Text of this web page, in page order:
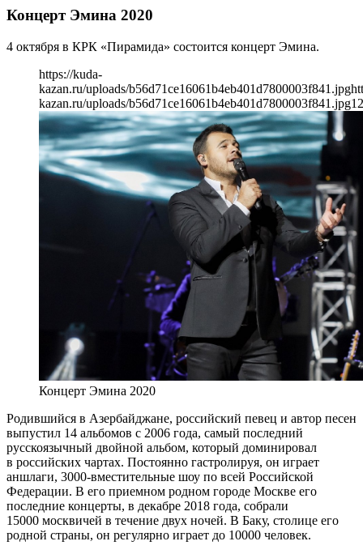
Концерт Эмина 2020
4 октября в КРК «Пирамида» состоится концерт Эмина.
https://kuda-
kazan.ru/uploads/b56d71ce16061b4eb401d7800003f841.jpg
kazan.ru/uploads/b56d71ce16061b4eb401d7800003f841.jpg
Концерт Эмина 2020
Родившийся в Азербайджане, российский певец и автор песен
выпустил 14 альбомов с 2006 года, самый последний
русскоязычный двойной альбом, который доминировал
в российских чартах. Постоянно гастролируя, он играет
аншлаги, 3000-вместительные шоу по всей Российской
Федерации. В его приемном родном городе Москве его
последние концерты, в декабре 2018 года, собрали
15000 москвичей в течение двух ночей. В Баку, столице его
родной страны, он регулярно играет до 10000 человек.